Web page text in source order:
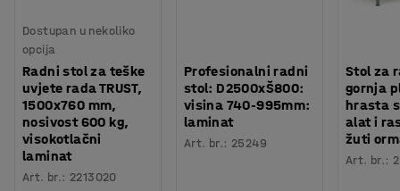
Dostupan u nekoliko
opcija
Radni stol za teške
uvjete rada TRUST,
1500x760 mm,
nosivost 600 kg,
visokotlačni
laminat
Art. br.: 2213020
Profesionalni radni
stol: D2500xŠ800:
visina 740-995mm:
laminat
Art. br.: 25249
Stol za
gornja
hrasta
alat i
žuti
Art. br.: